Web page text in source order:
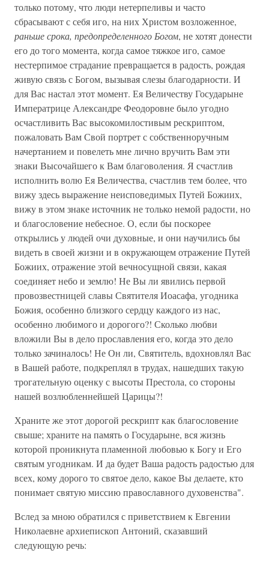
только потому, что люди нетерпеливы и часто
сбрасывают с себя иго, на них Христом возложенное,
раньше срока, предопределенного Богом, не хотят донести
его до того момента, когда самое тяжкое иго, самое
нестерпимое страдание превращается в радость, рождая
живую связь с Богом, вызывая слезы благодарности. И
для Вас настал этот момент. Ея Величеству Государыне
Императрице Александре Феодоровне было угодно
осчастливить Вас высокомилостивым рескриптом,
пожаловать Вам Свой портрет с собственноручным
начертанием и повелеть мне лично вручить Вам эти
знаки Высочайшего к Вам благоволения. Я счастлив
исполнить волю Ея Величества, счастлив тем более, что
вижу здесь выражение неисповедимых Путей Божиих,
вижу в этом знаке источник не только немой радости, но
и благословение небесное. О, если бы поскорее
открылись у людей очи духовные, и они научились бы
видеть в своей жизни и в окружающем отражение Путей
Божиих, отражение этой вечносущной связи, какая
соединяет небо и землю! Не Вы ли явились первой
провозвестницей славы Святителя Иоасафа, угодника
Божия, особенно близкого сердцу каждого из нас,
особенно любимого и дорогого?! Сколько любви
вложили Вы в дело прославления его, когда это дело
только зачиналось! Не Он ли, Святитель, вдохновлял Вас
в Вашей работе, подкреплял в трудах, нашедших такую
трогательную оценку с высоты Престола, со стороны
нашей возлюбленнейшей Царицы?!
Храните же этот дорогой рескрипт как благословение
свыше; храните на память о Государыне, вся жизнь
которой проникнута пламенной любовью к Богу и Его
святым угодникам. И да будет Ваша радость радостью для
всех, кому дорого то святое дело, какое Вы делаете, кто
понимает святую миссию православного духовенства".
Вслед за мною обратился с приветствием к Евгении
Николаевне архиепископ Антоний, сказавший
следующую речь: